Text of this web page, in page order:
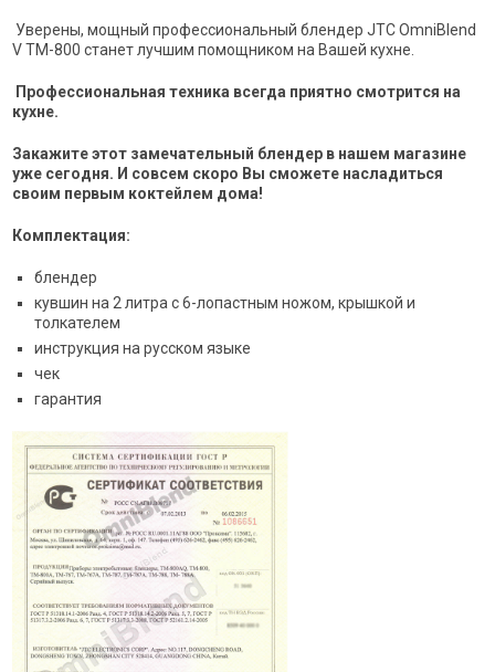
Уверены, мощный профессиональный блендер JTC OmniBlend
V TM-800 станет лучшим помощником на Вашей кухне.
Профессиональная техника всегда приятно смотрится на
кухне.
Закажите этот замечательный блендер в нашем магазине
уже сегодня. И совсем скоро Вы сможете насладиться
своим первым коктейлем дома!
Комплектация:
блендер
кувшин на 2 литра с 6-лопастным ножом, крышкой и
толкателем
инструкция на русском языке
чек
гарантия